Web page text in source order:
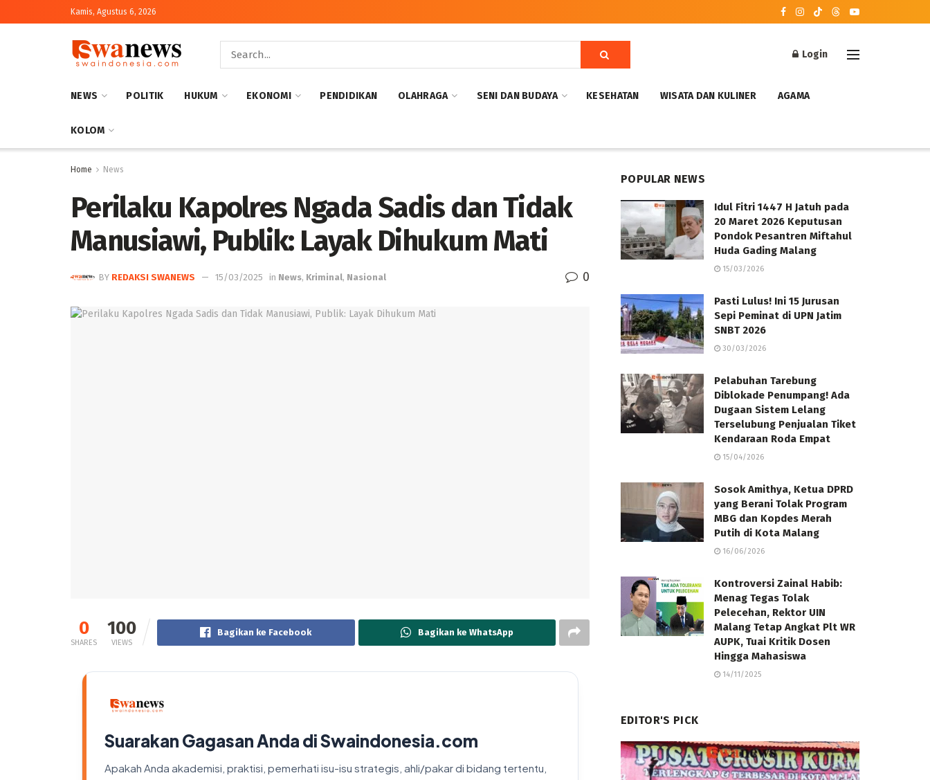
Kamis, Agustus 6, 2026
Login
NEWS POLITIK HUKUM EKONOMI PENDIDIKAN OLAHRAGA SENI DAN BUDAYA KESEHATAN WISATA DAN KULINER AGAMA
KOLOM
Home News
Perilaku Kapolres Ngada Sadis dan Tidak
Manusiawi, Publik: Layak Dihukum Mati
BY REDAKSI SWANEWS 15/03/2025 in News, Kriminal, Nasional 0
0
SHARES
100
VIEWS
Bagikan ke Facebook Bagikan ke WhatsApp
Suarakan Gagasan Anda di Swaindonesia.com
Apakah Anda akademisi, praktisi, pemerhati isu-isu strategis, ahli/pakar di bidang tertentu,
POPULAR NEWS
Idul Fitri 1447 H Jatuh pada
20 Maret 2026 Keputusan
Pondok Pesantren Miftahul
Huda Gading Malang
15/03/2026
Pasti Lulus! Ini 15 Jurusan
Sepi Peminat di UPN Jatim
SNBT 2026
30/03/2026
Pelabuhan Tarebung
Diblokade Penumpang! Ada
Dugaan Sistem Lelang
Terselubung Penjualan Tiket
Kendaraan Roda Empat
15/04/2026
Sosok Amithya, Ketua DPRD
yang Berani Tolak Program
MBG dan Kopdes Merah
Putih di Kota Malang
16/06/2026
Kontroversi Zainal Habib:
Menag Tegas Tolak
Pelecehan, Rektor UIN
Malang Tetap Angkat Plt WR
AUPK, Tuai Kritik Dosen
Hingga Mahasiswa
14/11/2025
EDITOR'S PICK